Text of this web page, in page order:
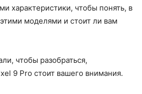
характеристики, чтобы понять, в
моделями и стоит ли вам
чтобы разобраться,
9 Pro стоит вашего внимания.